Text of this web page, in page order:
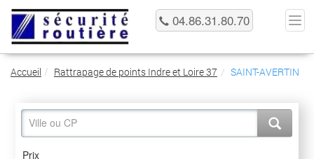
04.86.31.80.70
Accueil Rattrapage de points Indre et Loire 37 SAINT-AVERTIN